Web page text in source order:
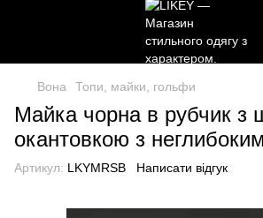
Вона Топи, майки, гольфи
Майка чорна в рубчик з
окантовкою з
Артикул: LKYMRSB Написати відгук